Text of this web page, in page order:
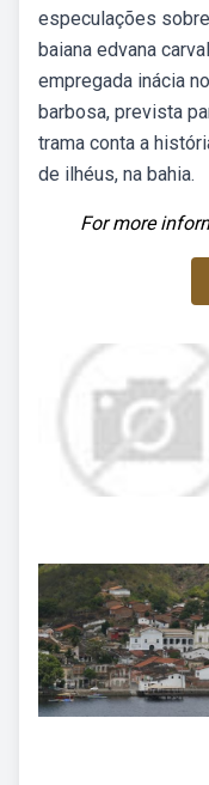
especulações
baiana edvana
empregada inácia
barbosa, prevista
trama conta a
de ilhéus, na bahia.
For more